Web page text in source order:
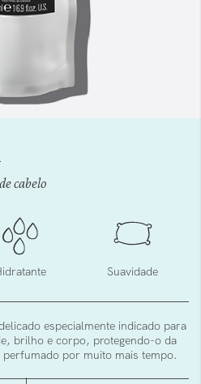
cabelo
Suavidade
especialmente indicado para
brilho e corpo, protegendo-o da
por muito mais tempo.